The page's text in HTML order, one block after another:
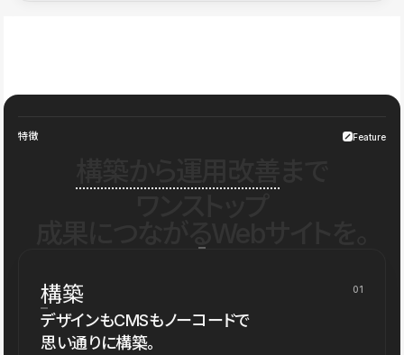
特徴 Feature
構築 01
デザインもCMSもノーコードで
思い通りに構築。